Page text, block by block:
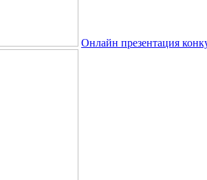
Онлайн презентация